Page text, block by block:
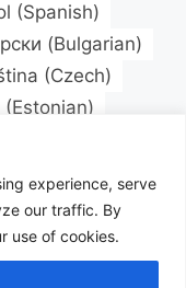
experience, serve
our traffic. By
use of cookies.
(Spanish)
(Bulgarian)
(Czech)
(Estonian)
Bokmål)
Portugal)
(Russian)